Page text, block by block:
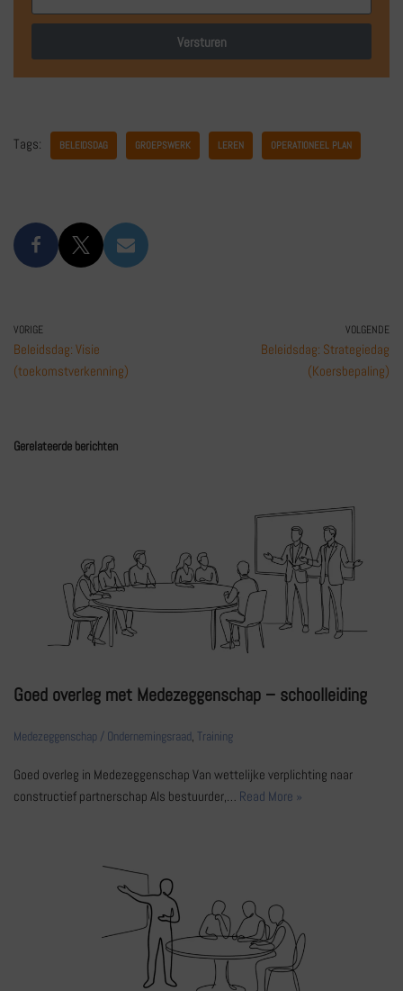
Versturen
Tags: BELEIDSDAG GROEPSWERK LEREN OPERATIONEEL PLAN
VORIGE
Beleidsdag: Visie
(toekomstverkenning)
VOLGENDE
Beleidsdag: Strategiedag
(Koersbepaling)
Gerelateerde berichten
Goed overleg met Medezeggenschap – schoolleiding
Medezeggenschap / Ondernemingsraad, Training
Goed overleg in Medezeggenschap Van wettelijke verplichting naar
constructief partnerschap Als bestuurder,… Read More »